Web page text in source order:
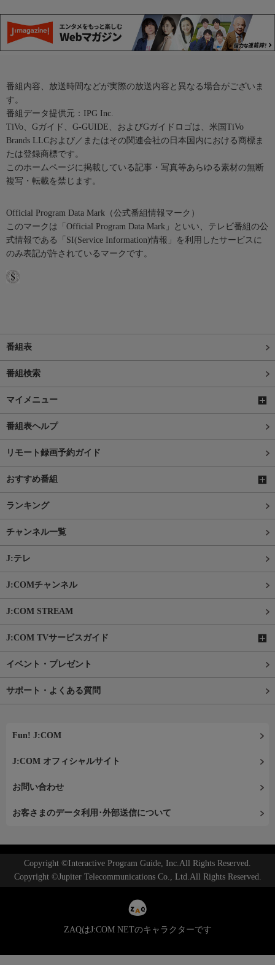
番組内容、放送時間などが実際の放送内容と異なる場合がございま
す。
番組データ提供元：IPG Inc.
TiVo、Gガイド、G-GUIDE、およびGガイドロゴは、米国TiVo
Brands LLCおよび／またはその関連会社の日本国内における商標ま
たは登録商標です。
このホームページに掲載している記事・写真等あらゆる素材の無断
複写・転載を禁じます。
Official Program Data Mark（公式番組情報マーク）
このマークは「Official Program Data Mark」といい、テレビ番組の公
式情報である「SI(Service Information)情報」を利用したサービスに
のみ表記が許されているマークです。
番組表
番組検索
マイメニュー
番組表ヘルプ
リモート録画予約ガイド
おすすめ番組
ランキング
チャンネル一覧
J:テレ
J:COMチャンネル
J:COM STREAM
J:COM TVサービスガイド
イベント・プレゼント
サポート・よくある質問
Fun! J:COM
J:COM オフィシャルサイト
お問い合わせ
お客さまのデータ利用･外部送信について
Copyright ©Interactive Program Guide, Inc.All Rights Reserved.
Copyright ©Jupiter Telecommunications Co., Ltd.All Rights Reserved.
ZAQはJ:COM NETのキャラクターです